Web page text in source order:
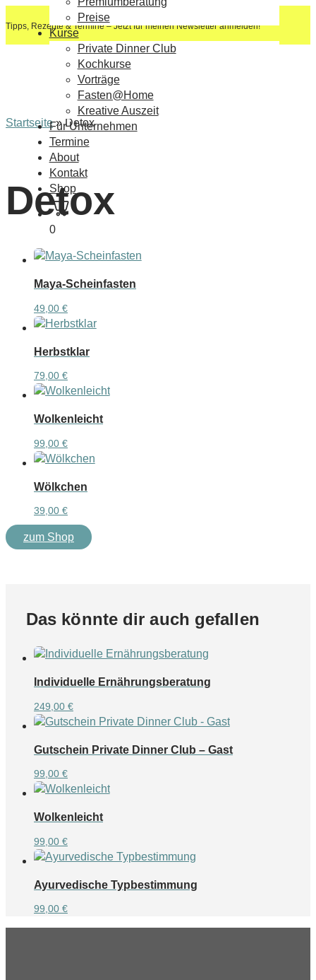
Tipps, Rezepte & Termine – Jetzt für meinen Newsletter anmelden!
Preise
Kurse
Private Dinner Club
Kochkurse
Vorträge
Fasten@Home
Kreative Auszeit
Für Unternehmen
Termine
About
Kontakt
Shop
0
Startseite»Detox
Detox
Maya-Scheinfasten
49,00 €
Herbstklar
79,00 €
Wolkenleicht
99,00 €
Wölkchen
39,00 €
zum Shop
Das könnte dir auch gefallen
Individuelle Ernährungsberatung
249,00 €
Gutschein Private Dinner Club – Gast
99,00 €
Wolkenleicht
99,00 €
Ayurvedische Typbestimmung
99,00 €